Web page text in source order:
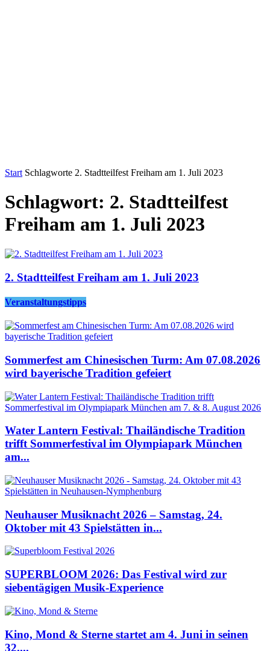
Start Schlagworte 2. Stadtteilfest Freiham am 1. Juli 2023
Schlagwort: 2. Stadtteilfest
Freiham am 1. Juli 2023
2. Stadtteilfest Freiham am 1. Juli 2023
Veranstaltungstipps
Sommerfest am Chinesischen Turm: Am 07.08.2026
wird bayerische Tradition gefeiert
Water Lantern Festival: Thailändische Tradition
trifft Sommerfestival im Olympiapark München
am...
Neuhauser Musiknacht 2026 – Samstag, 24.
Oktober mit 43 Spielstätten in...
SUPERBLOOM 2026: Das Festival wird zur
siebentägigen Musik-Experience
Kino, Mond & Sterne startet am 4. Juni in seinen
32....